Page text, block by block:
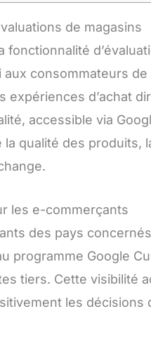
de magasins
fonctionnalité
consommateurs
expériences d’achat
accessible via
qualité des produits,
les e-commerçants
des pays
programme Google
tiers. Cette visibilité
les décisions